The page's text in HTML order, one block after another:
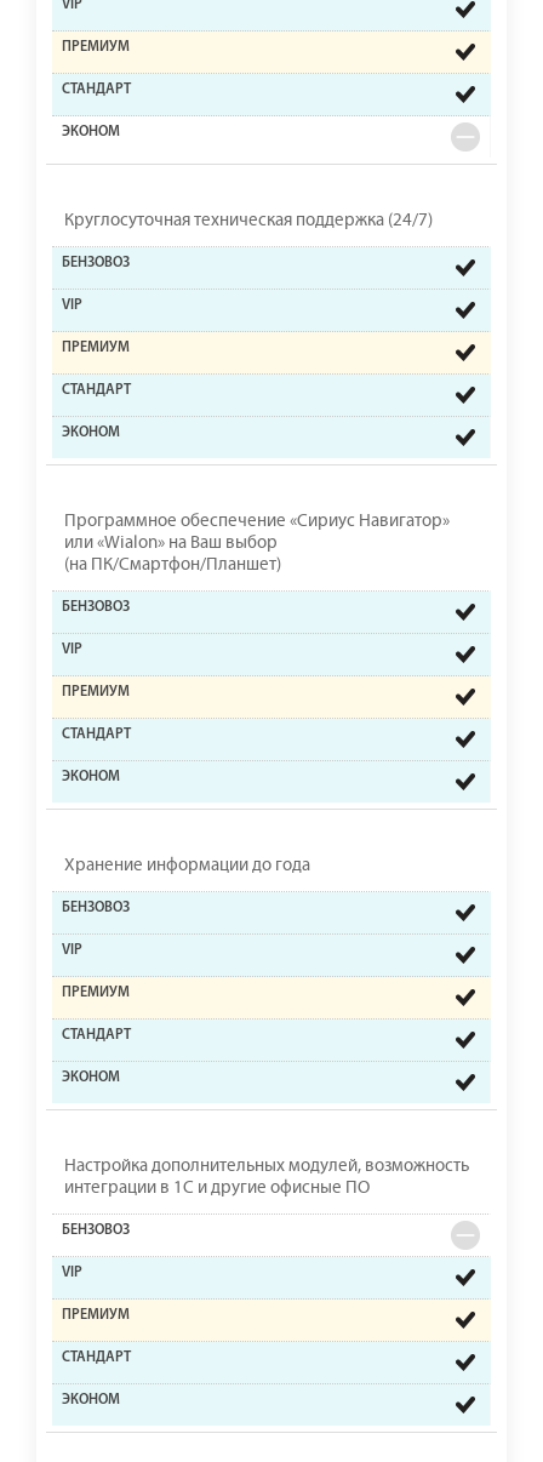
Круглосуточная техническая поддержка (24/7)
Программное обеспечение «Сириус Навигатор»
или «Wialon» на Ваш выбор
(на ПК/Смартфон/Планшет)
Хранение информации до года
Настройка дополнительных модулей, возможность
интеграции в 1С и другие офисные ПО